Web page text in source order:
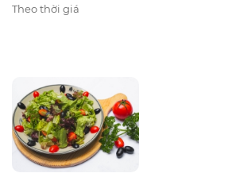
Theo thời giá